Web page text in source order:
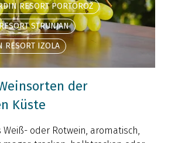
RESORT PORTOROŽ
STRUNJAN
RESORT IZOLA
der
Küste
Weiß- oder Rotwein, aromatisch,